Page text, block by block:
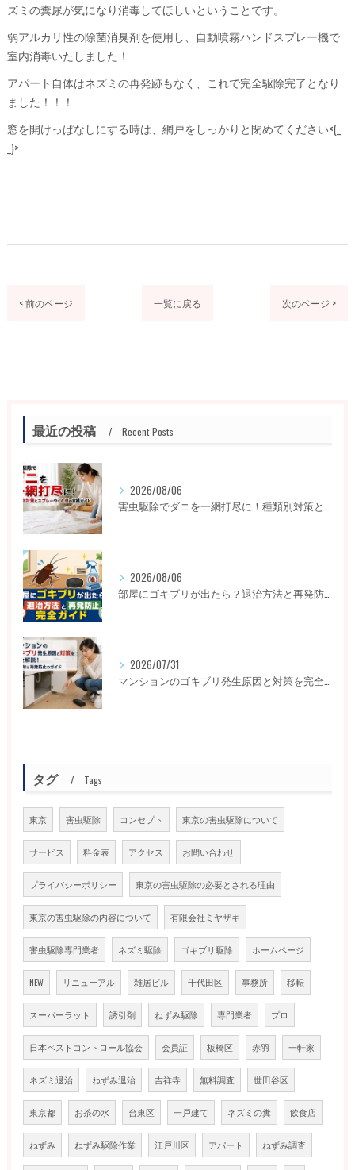
ズミの糞尿が気になり消毒してほしいということです。
弱アルカリ性の除菌消臭剤を使用し、自動噴霧ハンドスプレー機で
室内消毒いたしました！
アパート自体はネズミの再発跡もなく、これで完全駆除完了となり
ました！！！
窓を開けっぱなしにする時は、網戸をしっかりと閉めてください<(_
_)>
< 前のページ 一覧に戻る 次のページ >
最近の投稿 Recent Posts
2026/08/06
害虫駆除でダニを一網打尽に！種類別対策とスプレーやくん煙の実践ガイド
2026/08/06
部屋にゴキブリが出たら？退治方法と再発防止完全ガイド
2026/07/31
マンションのゴキブリ発生原因と対策を完全解説！即駆除と再発防止のガイド
タグ Tags
東京 害虫駆除 コンセプト 東京の害虫駆除について
サービス 料金表 アクセス お問い合わせ
プライバシーポリシー 東京の害虫駆除の必要とされる理由
東京の害虫駆除の内容について 有限会社ミヤザキ
害虫駆除専門業者 ネズミ駆除 ゴキブリ駆除 ホームページ
NEW リニューアル 雑居ビル 千代田区 事務所 移転
スーパーラット 誘引剤 ねずみ駆除 専門業者 プロ
日本ペストコントロール協会 会員証 板橋区 赤羽 一軒家
ネズミ退治 ねずみ退治 吉祥寺 無料調査 世田谷区
東京都 お茶の水 台東区 一戸建て ネズミの糞 飲食店
ねずみ ねずみ駆除作業 江戸川区 アパート ねずみ調査